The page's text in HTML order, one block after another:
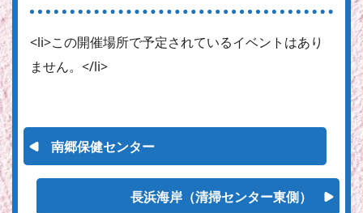
<li>この開催場所で予定されているイベントはあり
ません。</li>
南郷保健センター
長浜海岸（清掃センター東側）